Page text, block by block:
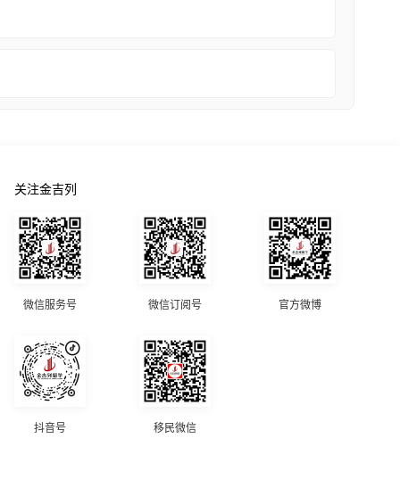
关注金吉列
微信服务号 微信订阅号 官方微博
抖音号 移民微信